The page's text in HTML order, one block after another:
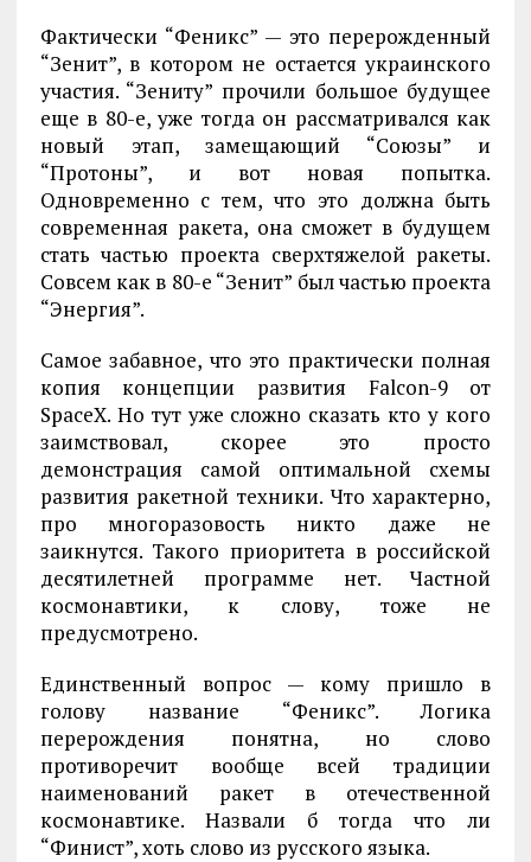
Фактически “Феникс” — это перерожденный
“Зенит”, в котором не остается украинского
участия. “Зениту” прочили большое будущее
еще в 80-е, уже тогда он рассматривался как
новый этап, замещающий “Союзы” и
“Протоны”, и вот новая попытка.
Одновременно с тем, что это должна быть
современная ракета, она сможет в будущем
стать частью проекта сверхтяжелой ракеты.
Совсем как в 80-е “Зенит” был частью проекта
“Энергия”.
Самое забавное, что это практически полная
копия концепции развития Falcon-9 от
SpaceX. Но тут уже сложно сказать кто у кого
заимствовал, скорее это просто
демонстрация самой оптимальной схемы
развития ракетной техники. Что характерно,
про многоразовость никто даже не
заикнутся. Такого приоритета в российской
десятилетней программе нет. Частной
космонавтики, к слову, тоже не
предусмотрено.
Единственный вопрос — кому пришло в
голову название “Феникс”. Логика
перерождения понятна, но слово
противоречит вообще всей традиции
наименований ракет в отечественной
космонавтике. Назвали б тогда что ли
“Финист”, хоть слово из русского языка.